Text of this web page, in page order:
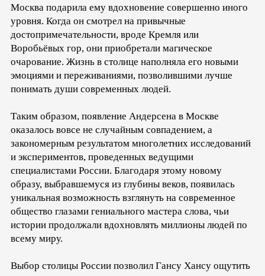
Москва подарила ему вдохновение совершенно иного
уровня. Когда он смотрел на привычные
достопримечательности, вроде Кремля или
Воробьёвых гор, они приобретали магическое
очарование. Жизнь в столице наполняла его новыми
эмоциями и переживаниями, позволившими лучше
понимать души современных людей.
Таким образом, появление Андерсена в Москве
оказалось вовсе не случайным совпадением, а
закономерным результатом многолетних исследований
и экспериментов, проведенных ведущими
специалистами России. Благодаря этому новому
образу, выбравшемуся из глубины веков, появилась
уникальная возможность взглянуть на современное
общество глазами гениального мастера слова, чьи
истории продолжали вдохновлять миллионы людей по
всему миру.
Выбор столицы России позволил Гансу Хансу ощутить